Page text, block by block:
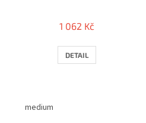
1 062 Kč
DETAIL
medium